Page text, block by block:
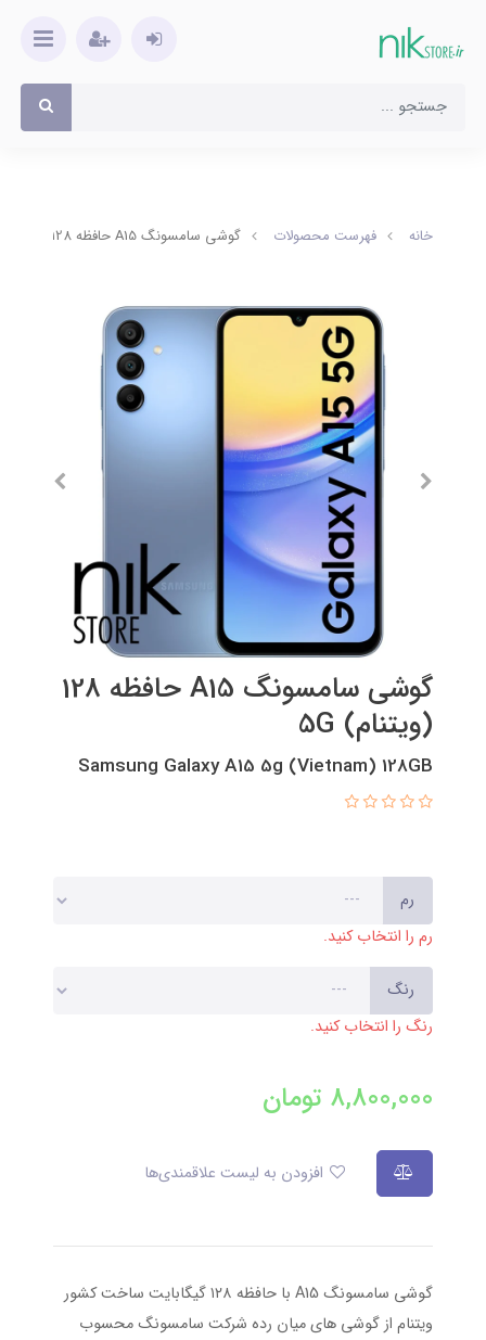
خانه فهرست محصولات گوشی سامسونگ A15 حافظه 128 (ویتنام) 5G
گوشی سامسونگ A15 حافظه 128
(ویتنام) 5G
Samsung Galaxy A15 5g (Vietnam) 128GB
رم
رم را انتخاب کنید.
رنگ
رنگ را انتخاب کنید.
8,800,000 تومان
گوشی سامسونگ A15 با حافظه ۱۲۸ گیگابایت ساخت کشور
ویتنام از گوشی های میان رده شرکت سامسونگ محسوب